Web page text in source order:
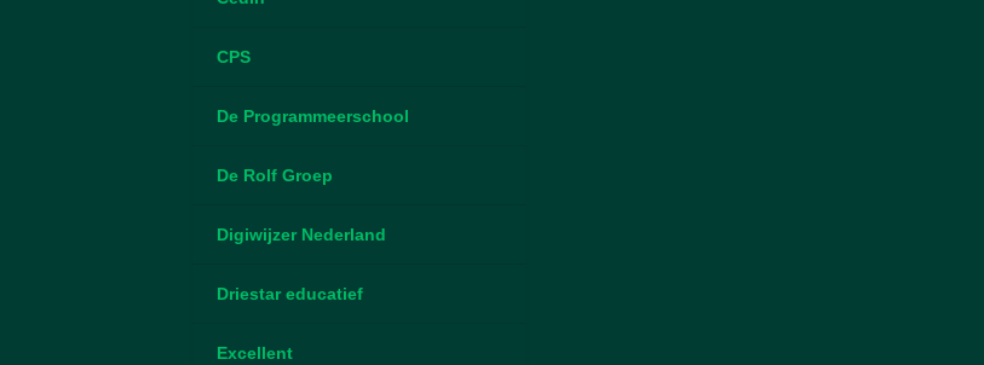
CPS
De Programmeerschool
De Rolf Groep
Digiwijzer Nederland
Driestar educatief
Excellent